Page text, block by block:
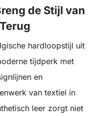
de Stijl van
hardloopstijl uit
tijdperk met
en
van textiel in
leer zorgt niet